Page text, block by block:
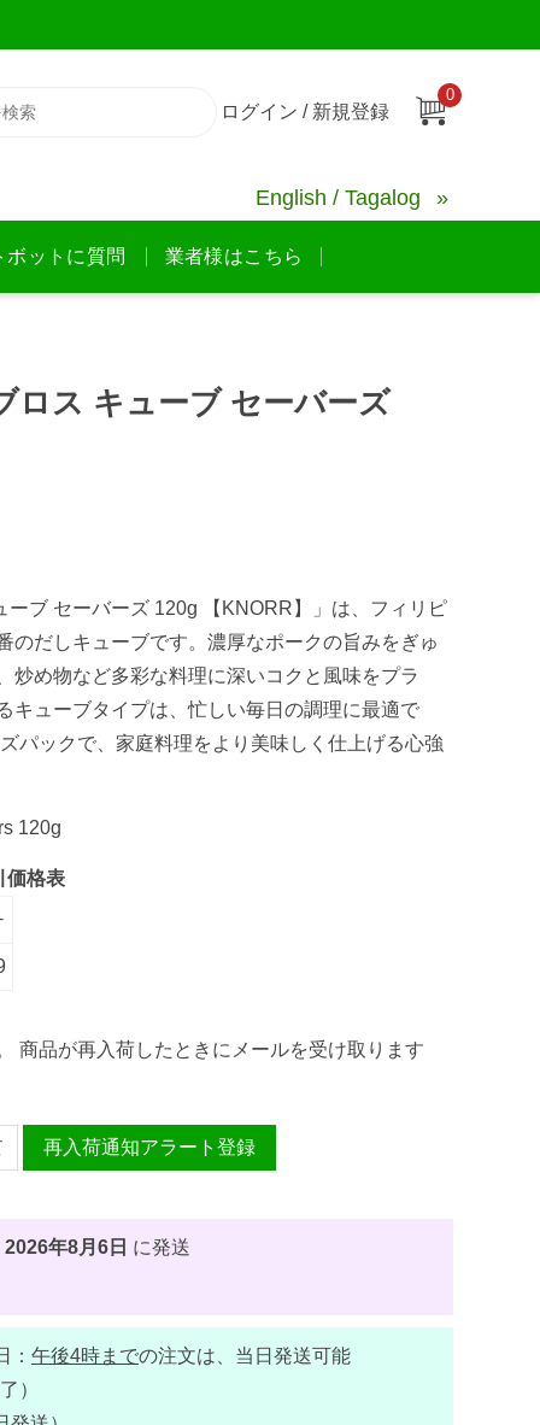
ログイン / 新規登録
0
English / Tagalog
ボットに質問 業者様はこちら
ロス キューブ セーバーズ
ーブ セーバーズ 120g 【KNORR】」は、フィリピ
のだしキューブです。濃厚なポークの旨みをぎゅ
炒め物など多彩な料理に深いコクと風味をプラ
キューブタイプは、忙しい毎日の調理に最適で
パックで、家庭料理をより美味しく仕上げる心強
120g
価格表
商品が再入荷したときにメールを受け取ります
再入荷通知アラート登録
2026年8月6日 に発送
： 午後4時までの注文は、当日発送可能
）